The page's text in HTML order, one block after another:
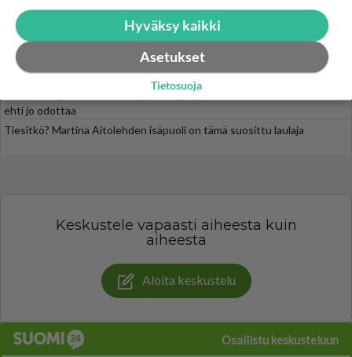
SUOMI24 VIIHDE
Muistatko? Kädestä suuhun elävä Satu sai jättimäisen rahasalkun
Henry-miljonääriltä
TTK-voittaja Johannes Holopainen paljasti iloisen uutisen - Tätä moni
ehti jo odottaa
Tiesitkö? Martina Aitolehden isäpuoli on tämä suosittu laulaja
Keskustele vapaasti aiheesta kuin
aiheesta
Aloita keskustelu
Osallistu keskusteluun
Hyväksy kaikki
Asetukset
Tietosuoja